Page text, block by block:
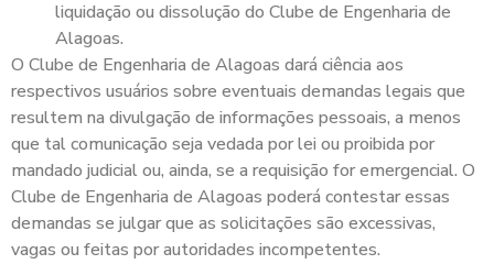
liquidação ou dissolução do Clube de Engenharia de
Alagoas.
O Clube de Engenharia de Alagoas dará ciência aos
respectivos usuários sobre eventuais demandas legais que
resultem na divulgação de informações pessoais, a menos
que tal comunicação seja vedada por lei ou proibida por
mandado judicial ou, ainda, se a requisição for emergencial. O
Clube de Engenharia de Alagoas poderá contestar essas
demandas se julgar que as solicitações são excessivas,
vagas ou feitas por autoridades incompetentes.